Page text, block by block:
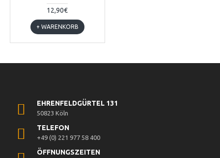
12,90€
+ WARENKORB
EHRENFELDGÜRTEL 131
50823 Köln
TELEFON
+49 (0) 221 977 58 400
ÖFFNUNGSZEITEN